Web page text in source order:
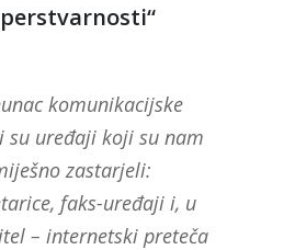
komunikacijske
su uređaji koji su nam
zastarjeli:
faks-uređaji i, u
– internetski preteča